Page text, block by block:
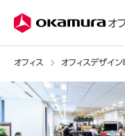
オ
オフィス オフィスデザイン